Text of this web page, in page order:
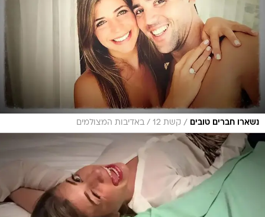
נשארו חברים טובים / קשת 12 / באדיבות המצולמים